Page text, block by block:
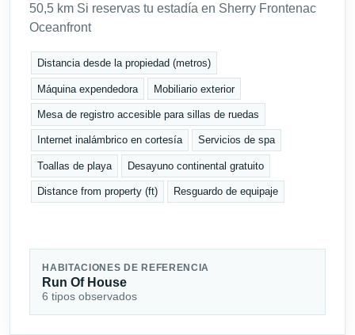
50,5 km Si reservas tu estadía en Sherry Frontenac
Oceanfront
Distancia desde la propiedad (metros)
Máquina expendedora Mobiliario exterior
Mesa de registro accesible para sillas de ruedas
Internet inalámbrico en cortesía Servicios de spa
Toallas de playa Desayuno continental gratuito
Distance from property (ft) Resguardo de equipaje
HABITACIONES DE REFERENCIA
Run Of House
6 tipos observados